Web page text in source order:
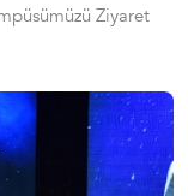
Ziyaret